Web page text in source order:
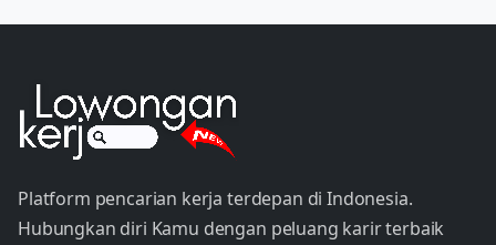
Platform pencarian kerja terdepan di Indonesia.
Hubungkan diri Kamu dengan peluang karir terbaik